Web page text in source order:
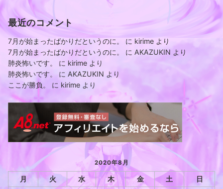
最近のコメント
7月が始まったばかりだというのに。 に kirime より
7月が始まったばかりだというのに。
に AKAZUKIN より
肺炎怖いです。
に kirime より
肺炎怖いです。
に AKAZUKIN より
ここが勝負。
に kirime より
2020年8月
月 火 水 木 金 土
日